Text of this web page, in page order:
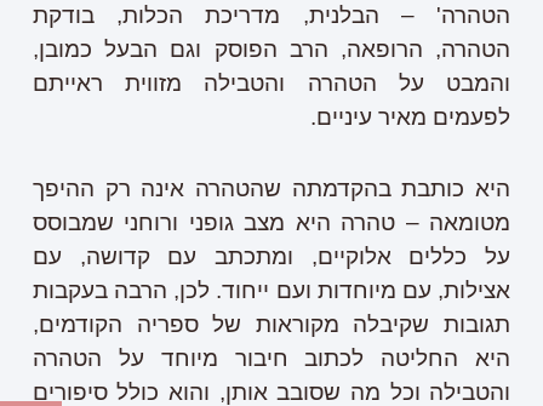
הטהרה' – הבלנית, מדריכת הכלות, בודקת
הטהרה, הרופאה, הרב הפוסק וגם הבעל כמובן,
והמבט על הטהרה והטבילה מזווית ראייתם
לפעמים מאיר עיניים.
היא כותבת בהקדמתה שהטהרה אינה רק ההיפך
מטומאה – טהרה היא מצב גופני ורוחני שמבוסס
על כללים אלוקיים, ומתכתב עם קדושה, עם
אצילות, עם מיוחדות ועם ייחוד. לכן, הרבה בעקבות
תגובות שקיבלה מקוראות של ספריה הקודמים,
היא החליטה לכתוב חיבור מיוחד על הטהרה
והטבילה וכל מה שסובב אותן, והוא כולל סיפורים